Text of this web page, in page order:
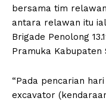
bersama tim relawan
antara relawan itu
Brigade Penolong
Pramuka Kabupaten
“Pada pencarian
excavator